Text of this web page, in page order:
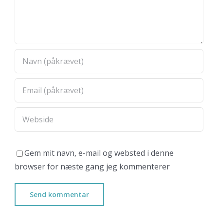
Gem mit navn, e-mail og websted i denne
browser for næste gang jeg kommenterer